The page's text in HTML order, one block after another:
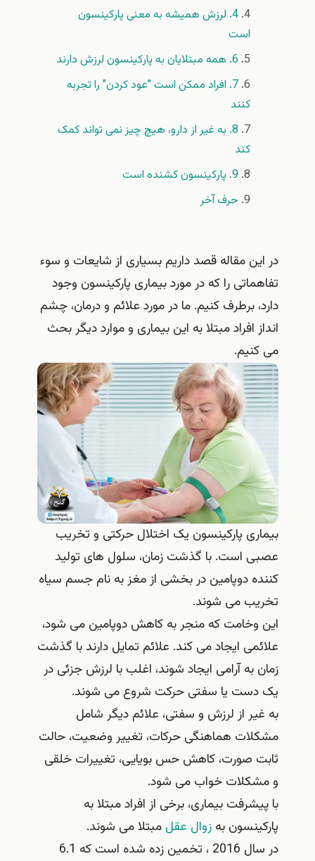
4. لرزش همیشه به معنی پارکینسون
است
6. همه مبتلایان به پارکینسون لرزش دارند
7. افراد ممکن است "عود کردن" را تجربه
کنند
8. به غیر از دارو، هیچ چیز نمی تواند کمک
کند
9. پارکینسون کشنده است
حرف آخر
در این مقاله قصد داریم بسیاری از شایعات و سوء
تفاهماتی را که در مورد بیماری پارکینسون وجود
دارد، برطرف کنیم. ما در مورد علائم و درمان، چشم
انداز افراد مبتلا به این بیماری و موارد دیگر بحث
می کنیم.
بیماری پارکینسون یک اختلال حرکتی و تخریب
عصبی است. با گذشت زمان، سلول های تولید
کننده دوپامین در بخشی از مغز به نام جسم سیاه
تخریب می شوند.
این وخامت که منجر به کاهش دوپامین می شود،
علائمی ایجاد می کند. علائم تمایل دارند با گذشت
زمان به آرامی ایجاد شوند، اغلب با لرزش جزئی در
یک دست یا سفتی حرکت شروع می شوند.
به غیر از لرزش و سفتی، علائم دیگر شامل
مشکلات هماهنگی حرکات، تغییر وضعیت، حالت
ثابت صورت، کاهش حس بویایی، تغییرات خلقی
و مشکلات خواب می شود.
با پیشرفت بیماری، برخی از افراد مبتلا به
پارکینسون به زوال عقل مبتلا می شوند.
در سال 2016 ، تخمین زده شده است که 6.1